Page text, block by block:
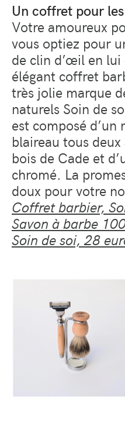
Un coffret pour
Votre amoureux
vous optiez pour
de clin d’œil en
élégant coffret
très jolie marque
naturels Soin de
est composé d’un
blaireau tous
bois de Cade et
chromé. La
doux pour votre
Coffret barbier,
Savon à barbe
Soin de soi, 28